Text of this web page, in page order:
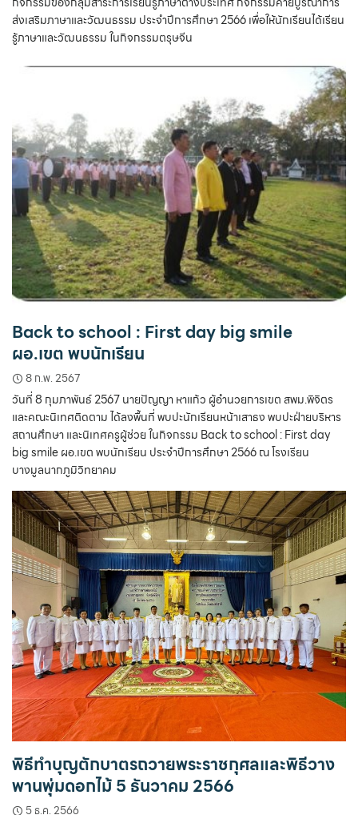
ส่งเสริมภาษาและวัฒนธรรม ประจำปีการศึกษา 2566 เพื่อให้นักเรียนได้เรียน
รู้ภาษาและวัฒนธรรม ในกิจกรรมตรุษจีน
Back to school : First day big smile
ผอ.เขต พบนักเรียน
8 ก.พ. 2567
วันที่ 8 กุมภาพันธ์ 2567 นายปัญญา หาแก้ว ผู้อำนวยการเขต สพม.พิจิตร
และคณะนิเทศติดตาม ได้ลงพื้นที่ พบปะนักเรียนหน้าเสาธง พบปะฝ่ายบริหาร
สถานศึกษา และนิเทศครูผู้ช่วย ในกิจกรรม Back to school : First day
big smile ผอ.เขต พบนักเรียน ประจำปีการศึกษา 2566 ณ โรงเรียน
บางมูลนากภูมิวิทยาคม
พิธีทำบุญตักบาตรถวายพระราชกุศลและพิธีวาง
พานพุ่มดอกไม้ 5 ธันวาคม 2566
5 ธ.ค. 2566